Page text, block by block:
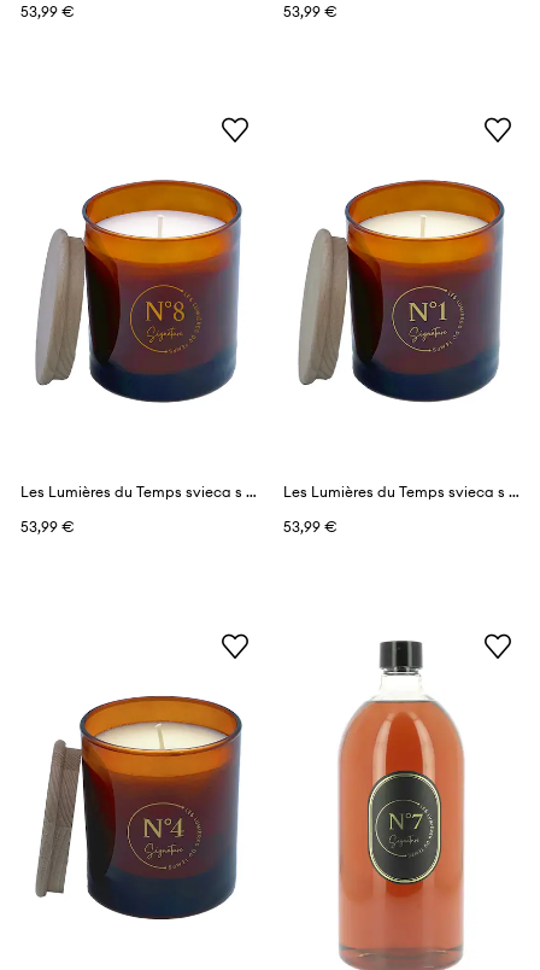
53,99 €
53,99 €
Les Lumières du Temps svieca s vôňou 290 g
53,99 €
Les Lumières du Temps svieca s vôňou 290 g
53,99 €